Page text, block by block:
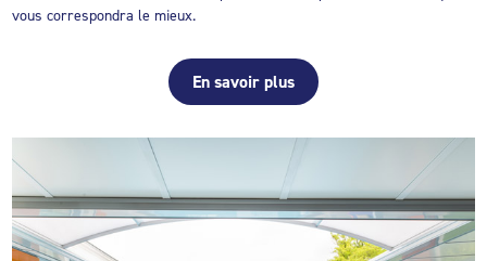
vous correspondra le mieux.
En savoir plus